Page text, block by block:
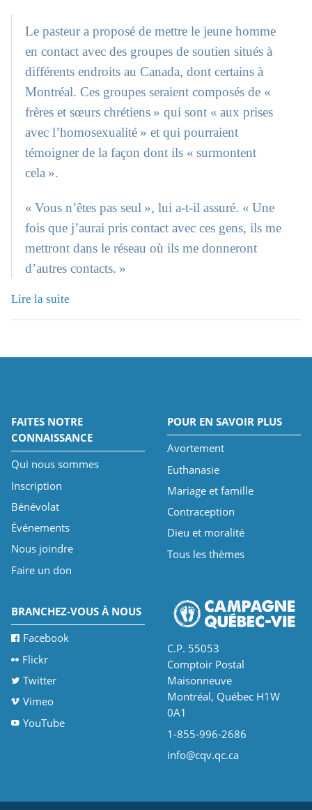
Le pasteur a proposé de mettre le jeune homme
en contact avec des groupes de soutien situés à
différents endroits au Canada, dont certains à
Montréal. Ces groupes seraient composés de «
frères et sœurs chrétiens » qui sont « aux prises
avec l’homosexualité » et qui pourraient
témoigner de la façon dont ils « surmontent
cela ».
« Vous n’êtes pas seul », lui a-t-il assuré. « Une
fois que j’aurai pris contact avec ces gens, ils me
mettront dans le réseau où ils me donneront
d’autres contacts. »
Lire la suite
FAITES NOTRE
CONNAISSANCE
Qui nous sommes
Inscription
Bénévolat
Événements
Nous joindre
Faire un don
POUR EN SAVOIR PLUS
Avortement
Euthanasie
Mariage et famille
Contraception
Dieu et moralité
Tous les thèmes
BRANCHEZ-VOUS À NOUS
Facebook
Flickr
Twitter
Vimeo
YouTube
C.P. 55053
Comptoir Postal
Maisonneuve
Montréal, Québec H1W
0A1
1-855-996-2686
info@cqv.qc.ca